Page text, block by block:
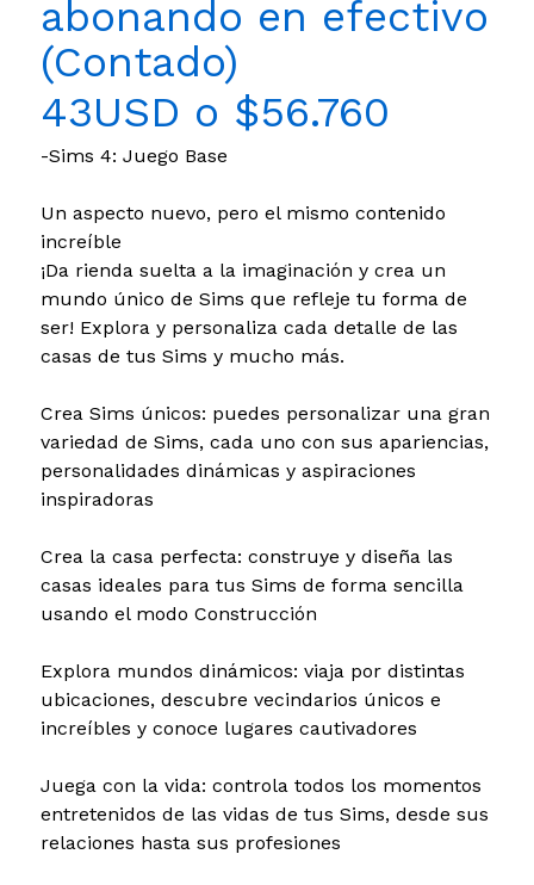
abonando en efectivo
(Contado)
43USD o $56.760
-Sims 4: Juego Base
Un aspecto nuevo, pero el mismo contenido
increíble
¡Da rienda suelta a la imaginación y crea un
mundo único de Sims que refleje tu forma de
ser! Explora y personaliza cada detalle de las
casas de tus Sims y mucho más.
Crea Sims únicos: puedes personalizar una gran
variedad de Sims, cada uno con sus apariencias,
personalidades dinámicas y aspiraciones
inspiradoras
Crea la casa perfecta: construye y diseña las
casas ideales para tus Sims de forma sencilla
usando el modo Construcción
Explora mundos dinámicos: viaja por distintas
ubicaciones, descubre vecindarios únicos e
increíbles y conoce lugares cautivadores
Juega con la vida: controla todos los momentos
entretenidos de las vidas de tus Sims, desde sus
relaciones hasta sus profesiones